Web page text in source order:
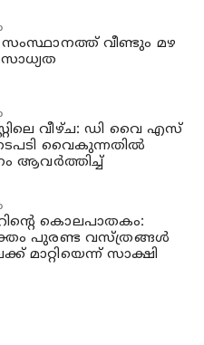
സംസ്ഥാനത്ത് വീണ്ടും മഴ
വീഴ്ച: ഡി വൈ എസ്
വൈകുന്നതില്‍
ആവര്‍ത്തിച്ച്
കൊലപാതകം:
രക്തം പുരണ്ട വസ്ത്രങ്ങള്‍
മാറ്റിയെന്ന് സാക്ഷി